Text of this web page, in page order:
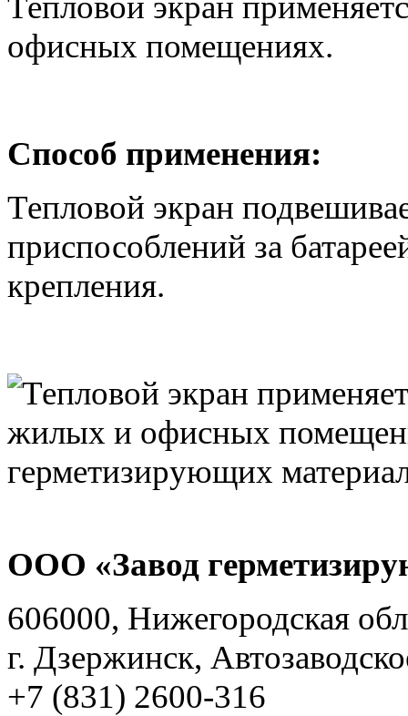
офисных помещениях.
Способ применения:
Тепловой экран
приспособлений за
крепления.
ООО «Завод
606000, Нижегородская
г. Дзержинск,
+7 (831) 2600-316